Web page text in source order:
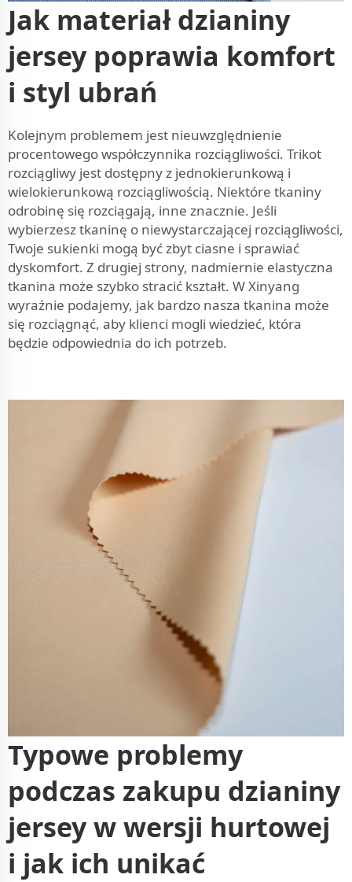
Jak materiał dzianiny
jersey poprawia komfort
i styl ubrań
Kolejnym problemem jest nieuwzględnienie
procentowego współczynnika rozciągliwości. Trikot
rozciągliwy jest dostępny z jednokierunkową i
wielokierunkową rozciągliwością. Niektóre tkaniny
odrobinę się rozciągają, inne znacznie. Jeśli
wybierzesz tkaninę o niewystarczającej rozciągliwości,
Twoje sukienki mogą być zbyt ciasne i sprawiać
dyskomfort. Z drugiej strony, nadmiernie elastyczna
tkanina może szybko stracić kształt. W Xinyang
wyraźnie podajemy, jak bardzo nasza tkanina może
się rozciągnąć, aby klienci mogli wiedzieć, która
będzie odpowiednia do ich potrzeb.
Typowe problemy
podczas zakupu dzianiny
jersey w wersji hurtowej
i jak ich unikać